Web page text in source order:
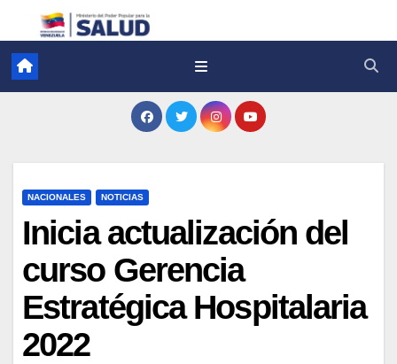
NACIONALES NOTICIAS
Inicia actualización del
curso Gerencia
Estratégica Hospitalaria
2022